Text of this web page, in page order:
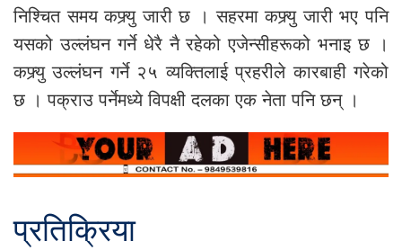
निश्चित समय कफ्र्यु जारी छ । सहरमा कफ्र्यु जारी भए पनि
यसको उल्लंघन गर्ने धेरै नै रहेको एजेन्सीहरूको भनाइ छ ।
कफ्र्यु उल्लंघन गर्ने २५ व्यक्तिलाई प्रहरीले कारबाही गरेको
छ । पक्राउ पर्नेमध्ये विपक्षी दलका एक नेता पनि छन् ।
प्रतिक्रिया